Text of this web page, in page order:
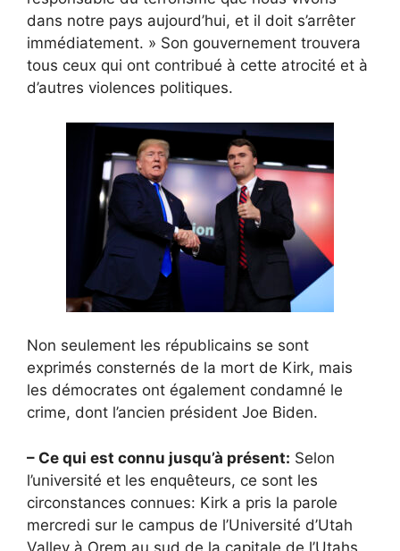
dans notre pays aujourd’hui, et il doit s’arrêter
immédiatement. » Son gouvernement trouvera
tous ceux qui ont contribué à cette atrocité et à
d’autres violences politiques.
Non seulement les républicains se sont
exprimés consternés de la mort de Kirk, mais
les démocrates ont également condamné le
crime, dont l’ancien président Joe Biden.
– Ce qui est connu jusqu’à présent: Selon
l’université et les enquêteurs, ce sont les
circonstances connues: Kirk a pris la parole
mercredi sur le campus de l’Université d’Utah
Valley à Orem au sud de la capitale de l’Utahs,